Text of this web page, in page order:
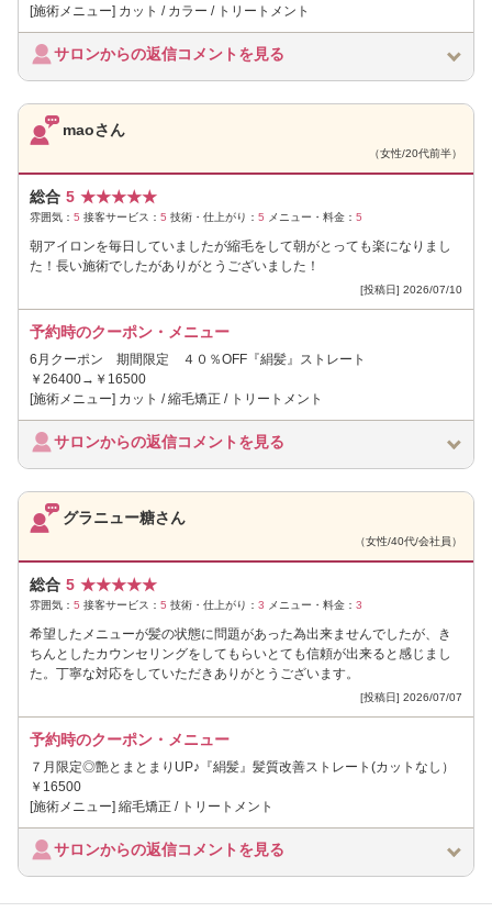
[施術メニュー] カット / カラー / トリートメント
サロンからの返信コメントを見る
maoさん
（女性/20代前半）
総合 5 ★★★★★
雰囲気： 5 接客サービス： 5 技術・仕上がり： 5 メニュー・料金： 5
朝アイロンを毎日していましたが縮毛をして朝がとっても楽になりまし
た！長い施術でしたがありがとうございました！
[投稿日] 2026/07/10
予約時のクーポン・メニュー
6月クーポン 期間限定 ４０％OFF『絹髪』ストレート
￥26400→￥16500
[施術メニュー] カット / 縮毛矯正 / トリートメント
サロンからの返信コメントを見る
グラニュー糖さん
（女性/40代/会社員）
総合 5 ★★★★★
雰囲気： 5 接客サービス： 5 技術・仕上がり： 3 メニュー・料金： 3
希望したメニューが髪の状態に問題があった為出来ませんでしたが、き
ちんとしたカウンセリングをしてもらいとても信頼が出来ると感じまし
た。丁寧な対応をしていただきありがとうございます。
[投稿日] 2026/07/07
予約時のクーポン・メニュー
７月限定◎艶とまとまりUP♪『絹髪』髪質改善ストレート(カットなし）
￥16500
[施術メニュー] 縮毛矯正 / トリートメント
サロンからの返信コメントを見る